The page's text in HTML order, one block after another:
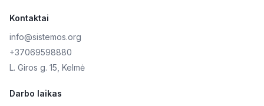
Kontaktai
info@sistemos.org
+37069598880
L. Giros g. 15, Kelmė
Darbo laikas